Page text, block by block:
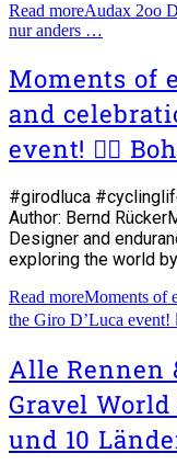
Read moreAudax 2oo
nur anders …
Moments of
and
event! 🚴‍♀️
#girodluca
Author: Bernd
Designer and
exploring the world
Read moreMoments of
the Giro D’Luca
Alle Rennen
Gravel World
und 10